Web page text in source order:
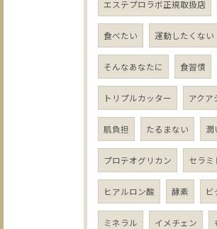
エステプロラボ正規取扱店
食べたい 運動したくない
そんなあなたに 食習慣
トリプルカッター アクア
肌負担 たるまない 潤
プロテオグリカン セラミ
ヒアルロン酸 酵素 ビ
ミネラル イメチェン